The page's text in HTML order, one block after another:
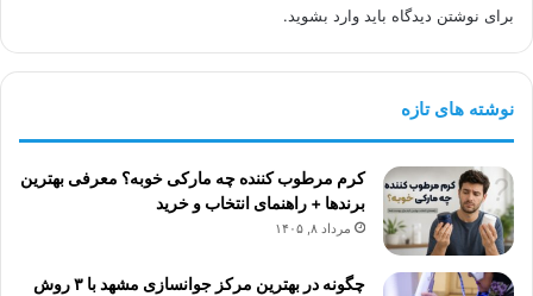
برای نوشتن دیدگاه باید وارد بشوید.
نوشته های تازه
کرم مرطوب کننده چه مارکی خوبه؟ معرفی بهترین
برندها + راهنمای انتخاب و خرید
مرداد ۸, ۱۴۰۵
چگونه در بهترین مرکز جوانسازی مشهد با ۳ روش